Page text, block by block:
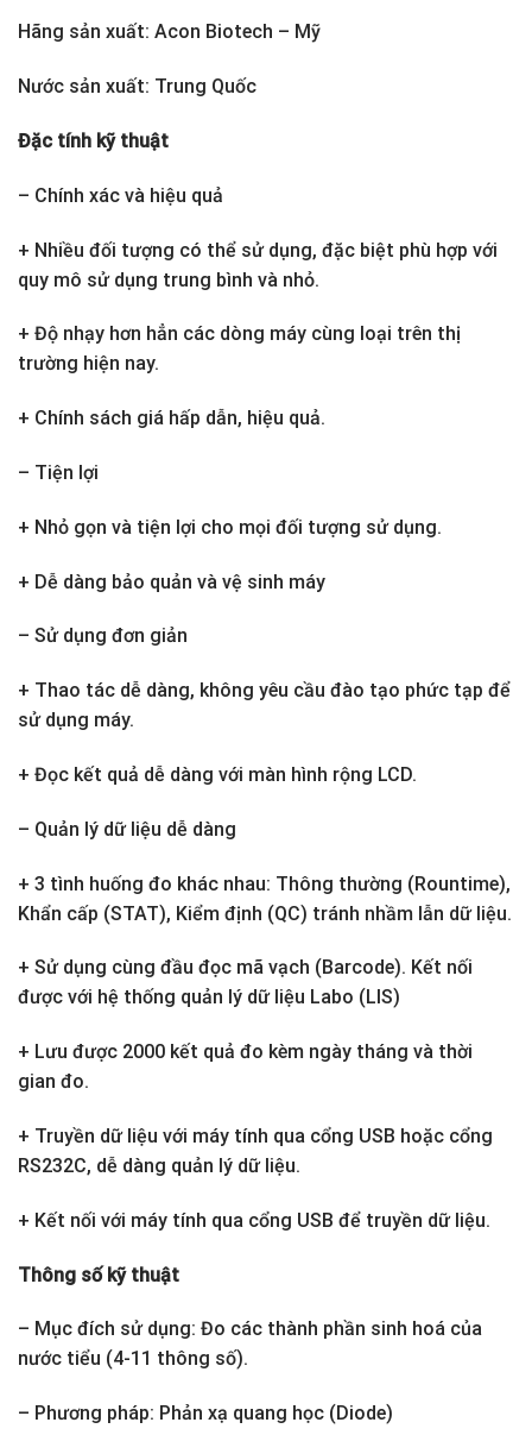
Hãng sản xuất: Acon Biotech – Mỹ
Nước sản xuất: Trung Quốc
Đặc tính kỹ thuật
– Chính xác và hiệu quả
+ Nhiều đối tượng có thể sử dụng, đặc biệt phù hợp với
quy mô sử dụng trung bình và nhỏ.
+ Độ nhạy hơn hẳn các dòng máy cùng loại trên thị
trường hiện nay.
+ Chính sách giá hấp dẫn, hiệu quả.
– Tiện lợi
+ Nhỏ gọn và tiện lợi cho mọi đối tượng sử dụng.
+ Dễ dàng bảo quản và vệ sinh máy
– Sử dụng đơn giản
+ Thao tác dễ dàng, không yêu cầu đào tạo phức tạp để
sử dụng máy.
+ Đọc kết quả dễ dàng với màn hình rộng LCD.
– Quản lý dữ liệu dễ dàng
+ 3 tình huống đo khác nhau: Thông thường (Rountime),
Khẩn cấp (STAT), Kiểm định (QC) tránh nhầm lẫn dữ liệu.
+ Sử dụng cùng đầu đọc mã vạch (Barcode). Kết nối
được với hệ thống quản lý dữ liệu Labo (LIS)
+ Lưu được 2000 kết quả đo kèm ngày tháng và thời
gian đo.
+ Truyền dữ liệu với máy tính qua cổng USB hoặc cổng
RS232C, dễ dàng quản lý dữ liệu.
+ Kết nối với máy tính qua cổng USB để truyền dữ liệu.
Thông số kỹ thuật
– Mục đích sử dụng: Đo các thành phần sinh hoá của
nước tiểu (4-11 thông số).
– Phương pháp: Phản xạ quang học (Diode)